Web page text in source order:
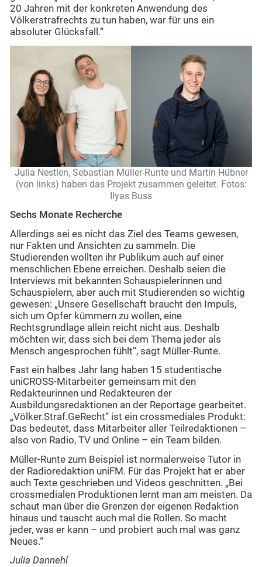
20 Jahren mit der konkreten Anwendung des
Völkerstrafrechts zu tun haben, war für uns ein
absoluter Glücksfall.“
Julia Nestlen, Sebastian Müller-Runte und Martin Hübner
(von links) haben das Projekt zusammen geleitet. Fotos:
Ilyas Buss
Sechs Monate Recherche
Allerdings sei es nicht das Ziel des Teams gewesen,
nur Fakten und Ansichten zu sammeln. Die
Studierenden wollten ihr Publikum auch auf einer
menschlichen Ebene erreichen. Deshalb seien die
Interviews mit bekannten Schauspielerinnen und
Schauspielern, aber auch mit Studierenden so wichtig
gewesen: „Unsere Gesellschaft braucht den Impuls,
sich um Opfer kümmern zu wollen, eine
Rechtsgrundlage allein reicht nicht aus. Deshalb
möchten wir, dass sich bei dem Thema jeder als
Mensch angesprochen fühlt“, sagt Müller-Runte.
Fast ein halbes Jahr lang haben 15 studentische
uniCROSS-Mitarbeiter gemeinsam mit den
Redakteurinnen und Redakteuren der
Ausbildungsredaktionen an der Reportage gearbeitet.
„Völker.Straf.GeRecht“ ist ein crossmediales Produkt:
Das bedeutet, dass Mitarbeiter aller Teilredaktionen –
also von Radio, TV und Online – ein Team bilden.
Müller-Runte zum Beispiel ist normalerweise Tutor in
der Radioredaktion uniFM. Für das Projekt hat er aber
auch Texte geschrieben und Videos geschnitten. „Bei
crossmedialen Produktionen lernt man am meisten. Da
schaut man über die Grenzen der eigenen Redaktion
hinaus und tauscht auch mal die Rollen. So macht
jeder, was er kann – und probiert auch mal was ganz
Neues.“
Julia Dannehl